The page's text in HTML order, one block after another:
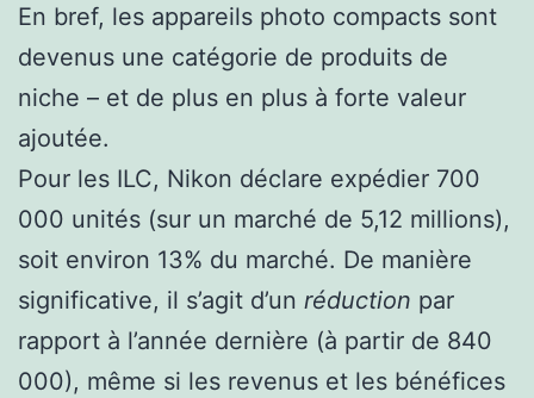
En bref, les appareils photo compacts sont
devenus une catégorie de produits de
niche – et de plus en plus à forte valeur
ajoutée.
Pour les ILC, Nikon déclare expédier 700
000 unités (sur un marché de 5,12 millions),
soit environ 13% du marché. De manière
significative, il s’agit d’un réduction par
rapport à l’année dernière (à partir de 840
000), même si les revenus et les bénéfices